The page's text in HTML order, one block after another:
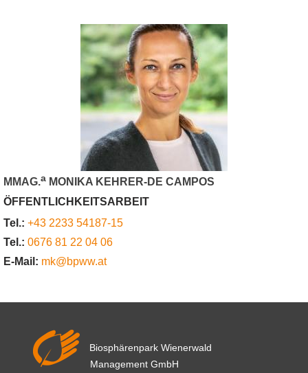
MMAG.a MONIKA KEHRER-DE CAMPOS
ÖFFENTLICHKEITSARBEIT
Tel.: +43 2233 54187-15
Tel.: 0676 81 22 04 06
E-Mail: mk@bpww.at
Biosphärenpark Wienerwald
Management GmbH